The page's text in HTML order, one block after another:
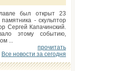
был открыт 23
- скульптор
Сергей Капачинский.
этому событию,
...
прочитать
Все новости за сегодня